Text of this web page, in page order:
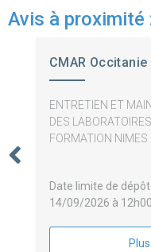
Avis à proximité
CMAR Occitanie
ENTRETIEN ET
DES
FORMATION NIMES
Date limite de dépôt
14/09/2026 à 12h00